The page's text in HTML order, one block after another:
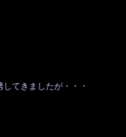
てきましたが・・・